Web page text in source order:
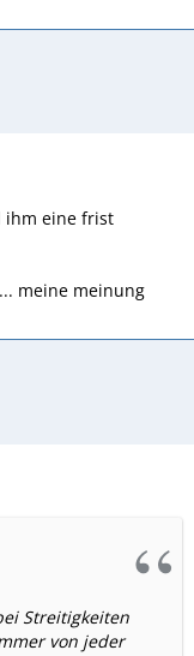
ihm eine frist
meine meinung
Streitigkeiten
von jeder